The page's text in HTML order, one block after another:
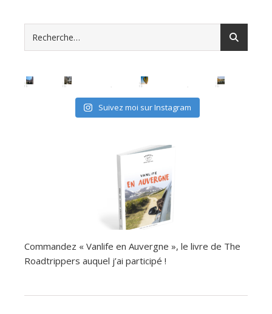
Suivez moi sur Instagram
Commandez « Vanlife en Auvergne », le livre de The
Roadtrippers auquel j’ai participé !